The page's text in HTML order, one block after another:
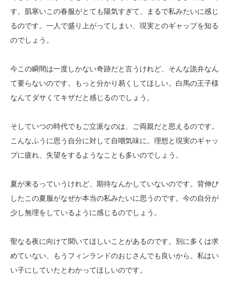
す。肌寒いこの春服がとても陽気すぎて、まるで私みたいに感じ
るのです。一人で盛り上がってしまい、現実とのギャップを知る
のでしょう。
今この瞬間は一度しかない奇跡だと言うけれど、そんな詭弁なん
て要らないのです。もっと分かり易くしてほしい。白馬の王子様
なんてダサくてキザだと感じるのでしょう。
そしていつの時代でもご立派なのは、ご両親だと思えるのです。
こんなふうに思う自分に対して自嘲気味に。理想と現実のギャッ
プに疲れ、失望をするようなことも多いのでしょう。
夏が来るっていうけれど、期待なんかしていないのです。背伸び
したこの夏服がなぜか本当の私みたいに思うのです。今の自分が
少し無理をしているように感じるのでしょう。
聖なる夜に向けて聞いてほしいことがあるのです。別に多くは求
めていない、もうフィンランドのおじさんでも良いから。私はい
い子にしていたとわかってほしいのです。